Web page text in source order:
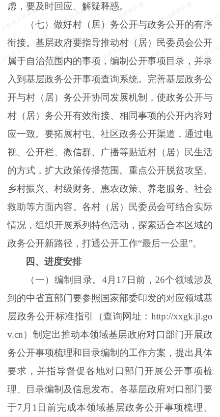
虑，要及时回应、解疑释惑。
（七）做好村（居）务公开与政务公开的有序
衔接。基层政府要指导推动村（居）民委员会公开
属于自治范围内的事项，编制公开事项目录，并录
入到基层政务公开事项查询系统。完善基层政务公
开与村（居）务公开协同发展机制，使政务公开与
村（居）务公开有效衔接、相同事项的公开内容对
应一致。要拓展村屯、社区政务公开渠道，通过电
视、公开栏、微信群、广播等贴近村（居）民生活
的方式，扩大政策传播范围。重点公开脱贫攻坚、
乡村振兴、村级财务、惠农政策、养老服务、社会
救助等方面内容。各村（居）民委员会可结合实际
情况，组织开展系列特色活动，探索适合本区域的
政务公开新路径，打通公开工作“最后一公里”。
四、进度安排
（一）编制目录。 4月17日前，26个领域涉及
到的中省直部门要参照国家部委印发的对应领域基
层政务公开标准指引（查询网址： http://xxgk.jl.go
v.cn）制定出推动本领域基层政府对口部门开展政
务公开事项梳理和目录编制的工作方案，提出具体
要求，并指导督促各地对口部门开展公开事项梳
理、目录编制及信息发布。各基层政府对口部门要
于7月1日前完成本领域基层政务公开事项梳理、